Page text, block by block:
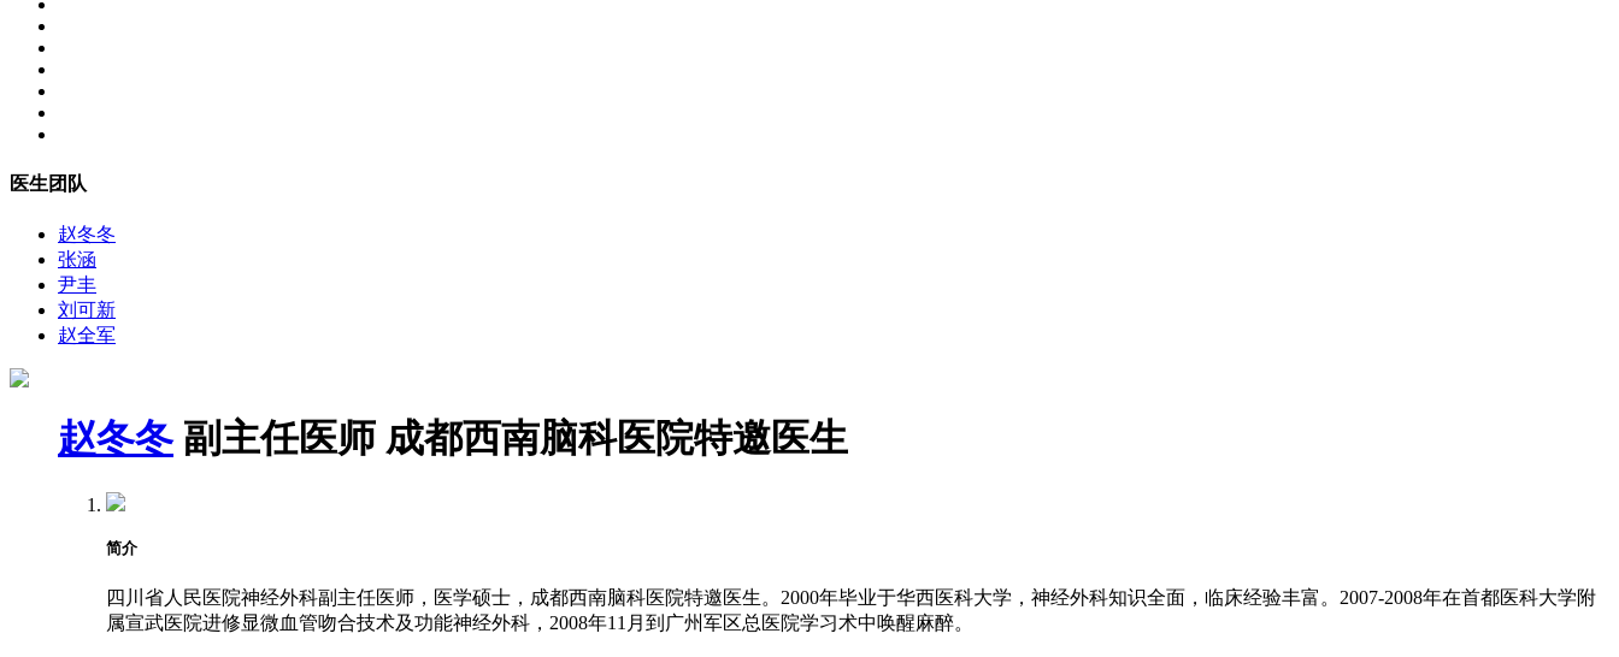
医生团队
赵冬冬
张涵
尹丰
刘可新
赵全军
赵冬冬 副主任医师 成都西南脑科医院特邀医生
简介
四川省人民医院神经外科副主任医师，医学硕士，成都西南脑科医院特邀医生。2000年毕业于华西医科大学，神经外科知识全面，临床经验丰富。2007-2008年在首都医科大学附
属宣武医院进修显微血管吻合技术及功能神经外科，2008年11月到广州军区总医院学习术中唤醒麻醉。